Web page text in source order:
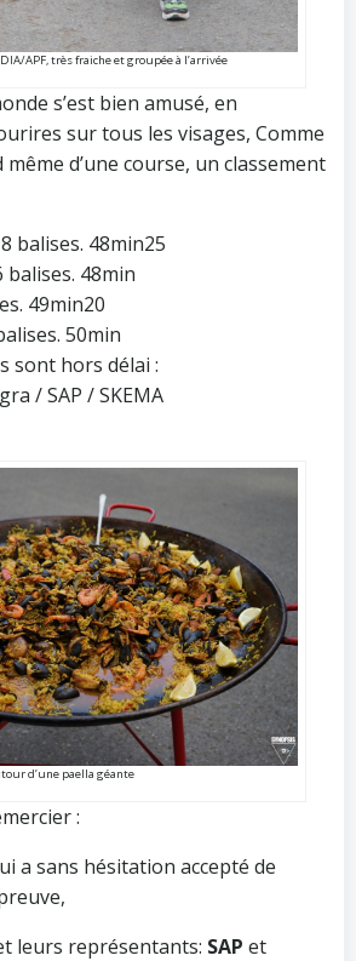
APF, très fraiche et groupée à l’arrivée
s’est bien amusé, en
sur tous les visages, Comme
même d’une course, un classement
balises. 48min25
balises. 48min
49min20
50min
sont hors délai :
/ SAP / SKEMA
d’une paella géante
:
a sans hésitation accepté de
leurs représentants: SAP et